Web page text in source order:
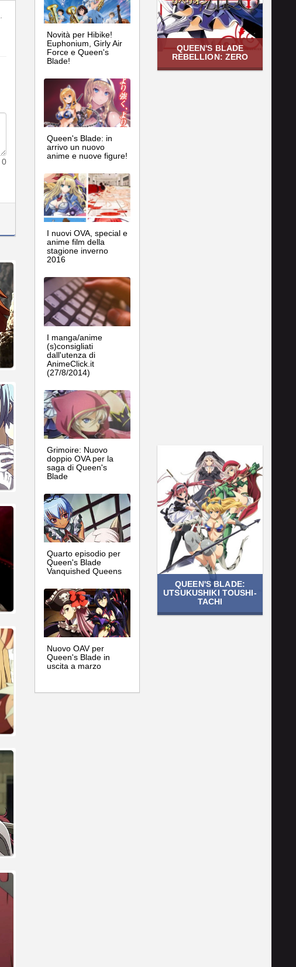
0
Novità per Hibike!
Euphonium, Girly Air
Force e Queen's
Blade!
Queen's Blade: in
arrivo un nuovo
anime e nuove figure!
I nuovi OVA, special e
anime film della
stagione inverno
2016
I manga/anime
(s)consigliati
dall'utenza di
AnimeClick.it
(27/8/2014)
Grimoire: Nuovo
doppio OVA per la
saga di Queen's
Blade
Quarto episodio per
Queen's Blade
Vanquished Queens
Nuovo OAV per
Queen's Blade in
uscita a marzo
QUEEN'S BLADE
REBELLION: ZERO
QUEEN'S BLADE:
UTSUKUSHIKI TOUSHI-
TACHI